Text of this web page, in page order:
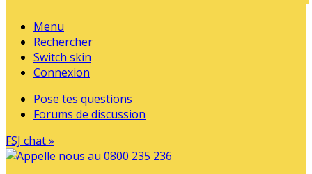
Menu
Rechercher
Switch skin
Connexion
Pose tes questions
Forums de discussion
FSJ chat »